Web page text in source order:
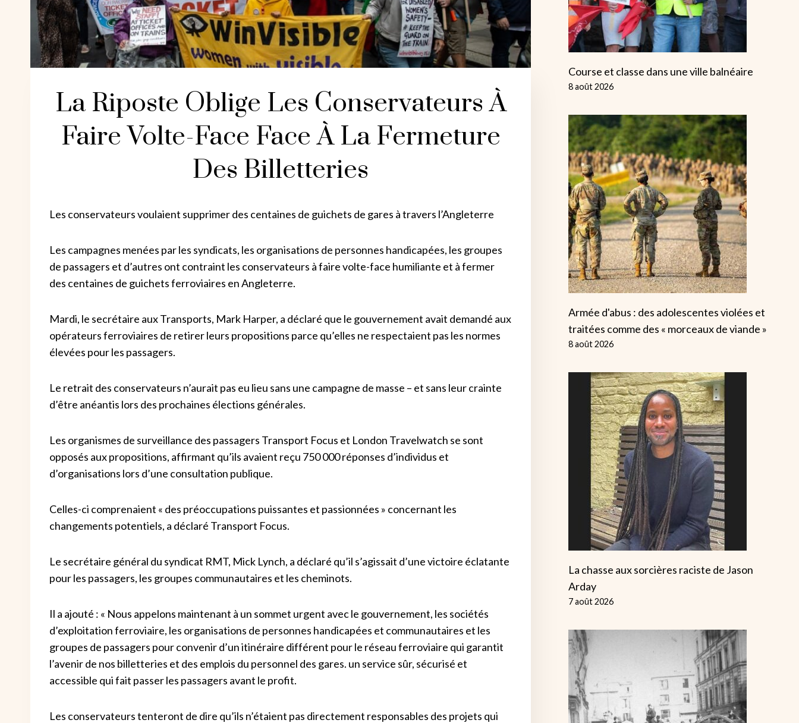
La Riposte Oblige Les Conservateurs À
Faire Volte-Face Face À La Fermeture
Des Billetteries
Les conservateurs voulaient supprimer des centaines de guichets de gares à travers l’Angleterre
Les campagnes menées par les syndicats, les organisations de personnes handicapées, les groupes
de passagers et d’autres ont contraint les conservateurs à faire volte-face humiliante et à fermer
des centaines de guichets ferroviaires en Angleterre.
Mardi, le secrétaire aux Transports, Mark Harper, a déclaré que le gouvernement avait demandé aux
opérateurs ferroviaires de retirer leurs propositions parce qu’elles ne respectaient pas les normes
élevées pour les passagers.
Le retrait des conservateurs n’aurait pas eu lieu sans une campagne de masse – et sans leur crainte
d’être anéantis lors des prochaines élections générales.
Les organismes de surveillance des passagers Transport Focus et London Travelwatch se sont
opposés aux propositions, affirmant qu’ils avaient reçu 750 000 réponses d’individus et
d’organisations lors d’une consultation publique.
Celles-ci comprenaient « des préoccupations puissantes et passionnées » concernant les
changements potentiels, a déclaré Transport Focus.
Le secrétaire général du syndicat RMT, Mick Lynch, a déclaré qu’il s’agissait d’une victoire éclatante
pour les passagers, les groupes communautaires et les cheminots.
Il a ajouté : « Nous appelons maintenant à un sommet urgent avec le gouvernement, les sociétés
d’exploitation ferroviaire, les organisations de personnes handicapées et communautaires et les
groupes de passagers pour convenir d’un itinéraire différent pour le réseau ferroviaire qui garantit
l’avenir de nos billetteries et des emplois du personnel des gares. un service sûr, sécurisé et
accessible qui fait passer les passagers avant le profit.
Les conservateurs tenteront de dire qu’ils n’étaient pas directement responsables des projets qui
Course et classe dans une ville balnéaire
8 août 2026
Armée d'abus : des adolescentes violées et
traitées comme des « morceaux de viande »
8 août 2026
La chasse aux sorcières raciste de Jason
Arday
7 août 2026